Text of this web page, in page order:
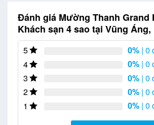
Đánh giá Mường Thanh Grand
Khách sạn 4 sao tại Vũng Áng,
5 0% | 0
4
0% | 0
3
0% | 0
2
0% | 0
1
0% | 0